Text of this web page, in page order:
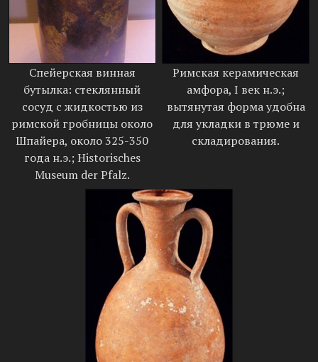
Спейерская винная
бутылка: стеклянный
сосуд с жидкостью из
римской гробницы около
Шпайера, около 325-350
года н.э.; Historisches
Museum der Pfalz.
Римская керамическая
амфора, I век н.э.;
вытянутая форма удобна
для укладки в трюме и
складирования.